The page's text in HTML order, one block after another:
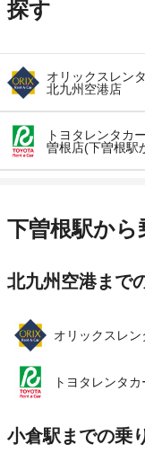
探す
オリックスレン
北九州空港店
営業時間 毎日
アクセス 北九州
店舗詳細 店舗
トヨタレンタカー
曽根店(下曽根駅
アクセス 下曽
この
下曽根駅か
北九州空港まで
オリックスレン
トヨタレンタカ
小倉駅までの乗